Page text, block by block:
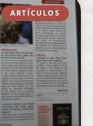
ARTÍCULOS